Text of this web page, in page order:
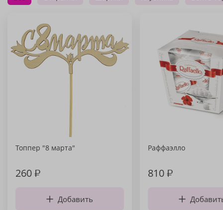
Топпер "8 марта"
260₽
Добавить
Раффаэлло
810₽